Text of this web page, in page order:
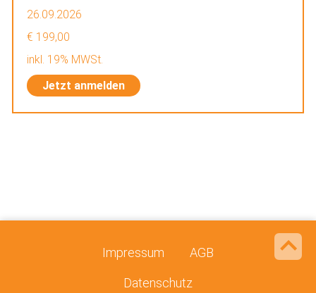
26.09.2026
€ 199,00
inkl. 19% MWSt.
Jetzt anmelden
Impressum AGB
Datenschutz